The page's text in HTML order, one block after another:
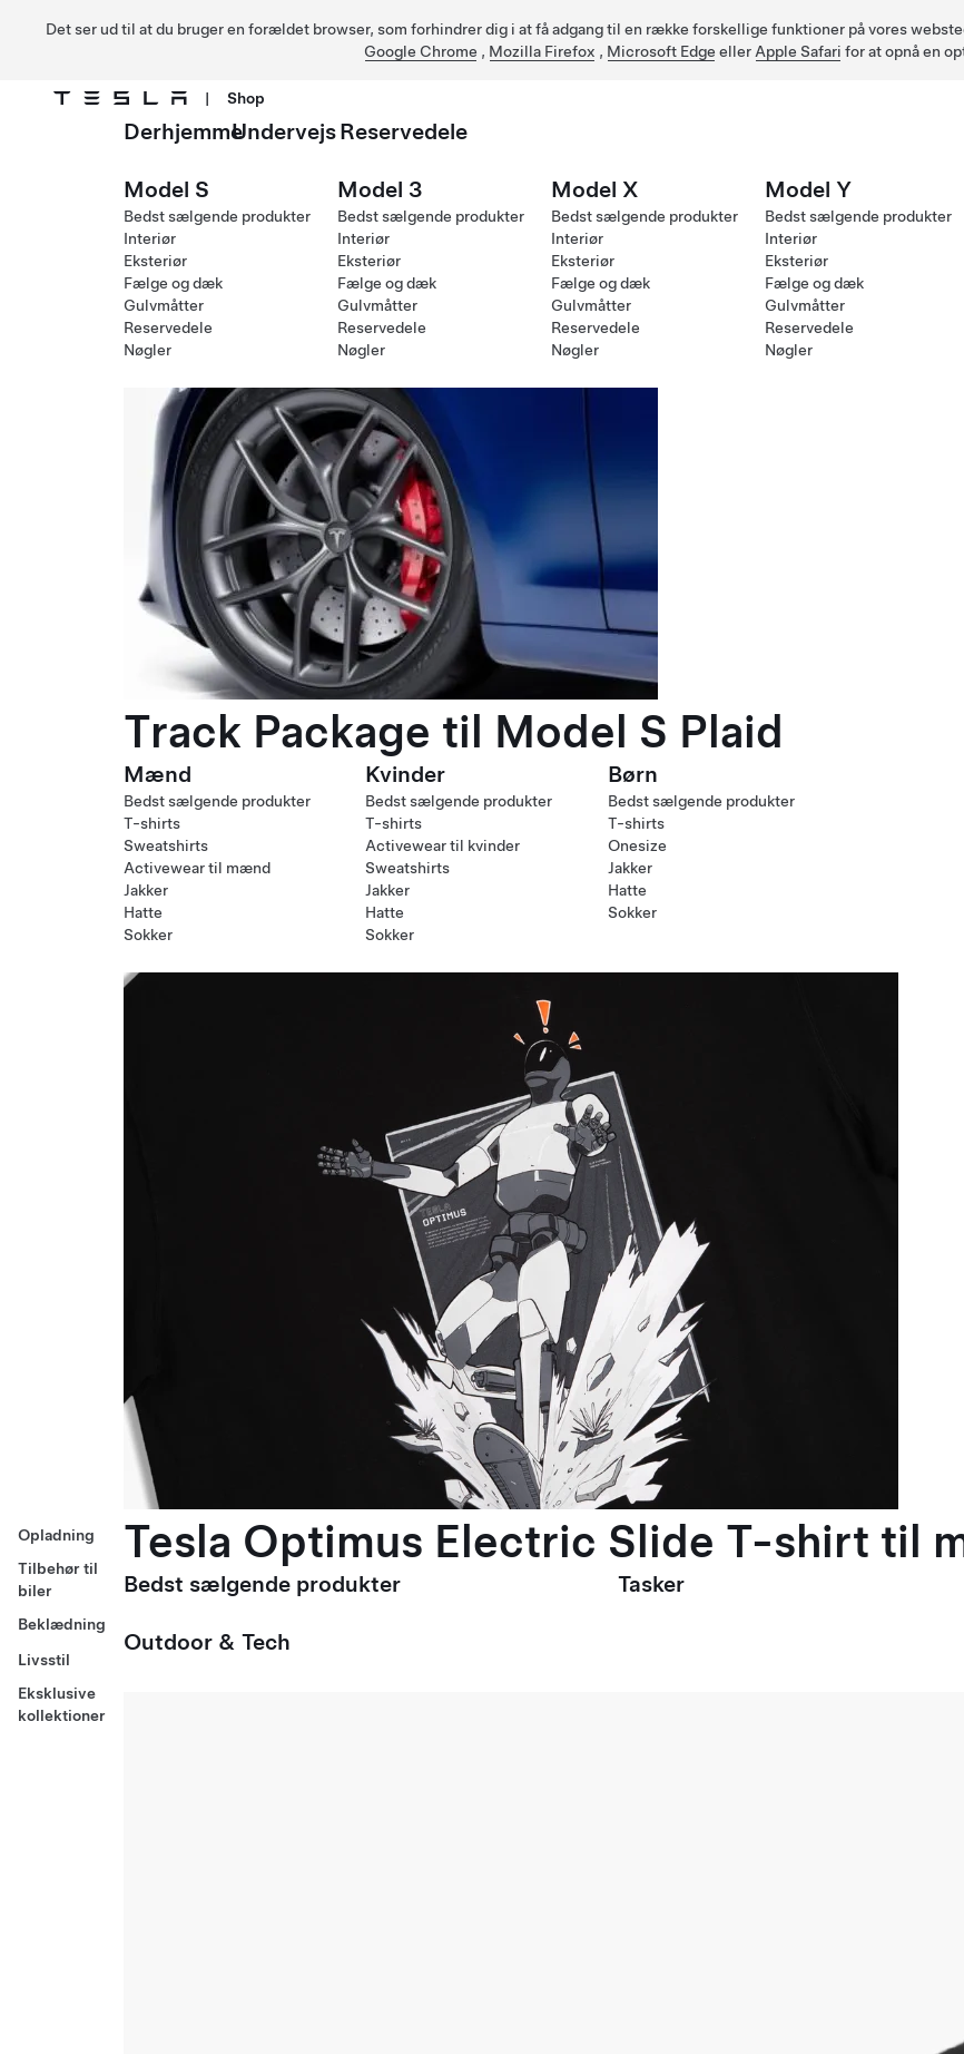
Det ser ud til at du bruger en forældet browser, som forhindrer dig i at få adgang til en række forskellige funktioner på vores
Google Chrome , Mozilla Firefox , Microsoft Edge eller Apple Safari for at opnå en
Gå til hovedindhold
| Shop
Opladning
Tilbehør til
biler
Beklædning
Livsstil
Eksklusive
kollektioner
DerhjemmeUndervejsReservedele
Model S
Bedst sælgende produkter
Interiør
Eksteriør
Fælge og dæk
Gulvmåtter
Reservedele
Nøgler
Model 3
Bedst sælgende produkter
Interiør
Eksteriør
Fælge og dæk
Gulvmåtter
Reservedele
Nøgler
Model X
Bedst sælgende produkter
Interiør
Eksteriør
Fælge og dæk
Gulvmåtter
Reservedele
Nøgler
Model Y
Bedst sælgende produkter
Interiør
Eksteriør
Fælge og dæk
Gulvmåtter
Reservedele
Nøgler
Track Package til Model S Plaid
Mænd
Bedst sælgende produkter
T-shirts
Sweatshirts
Activewear til mænd
Jakker
Hatte
Sokker
Kvinder
Bedst sælgende produkter
T-shirts
Activewear til kvinder
Sweatshirts
Jakker
Hatte
Sokker
Børn
Bedst sælgende produkter
T-shirts
Onesize
Jakker
Hatte
Sokker
Tesla Optimus Electric Slide T-shirt til
Bedst sælgende produkter Tasker
Outdoor & Tech